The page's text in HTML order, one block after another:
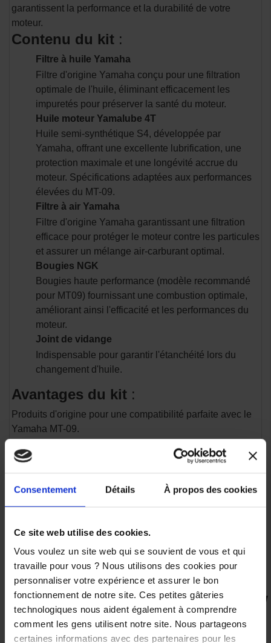
Consentement Détails À propos des cookies
Ce site web utilise des cookies.
Vous voulez un site web qui se souvient de vous et qui
travaille pour vous ? Nous utilisons des cookies pour
personnaliser votre expérience et assurer le bon
fonctionnement de notre site. Ces petites gâteries
technologiques nous aident également à comprendre
comment les gens utilisent notre site. Nous partageons
certaines informations avec des partenaires pour les
garantissent la performance et la durabilité de votre
moteur.
Contenu du kit :
Filtre à huile Yamaha
Filtre d'origine Yamaha conçu pour une filtration
optimale de l'huile, éliminant efficacement les
impuretés pour préserver la santé du moteur.
Huile moteur Yamalube 4T
Huile semi-synthétique S4, développée par
Yamaha, offrant une excellente lubrification, une
protection maximale et une longévité accrue du
moteur. Spécifications adaptées aux performances
élevées du MT-09.
Filtre à air Yamaha
Filtre d'origine Yamaha garantissant une filtration
efficace pour protéger le moteur contre les particules
et assurer un mélange air-carburant optimal.
Bougies NGK
Bougies haute performance (modèle recommandé
pour MT09) fournissant une combustion optimale,
améliorant ainsi l'efficacité et les performances du
moteur.
Joint de vidange
Indispensable pour garantir l'étanchéité lors du
changement d'huile.
Avantages du kit :
Produits d'origine pour une compatibilité parfaite avec le
Yamaha MT-09.
Économie sur l'achat groupé des pièces essentielles pour
l'entretien.
Compatibilité :
Disponible pour différents modèles de Yamaha. Vérifiez
Ce kit est idéal pour ceux qui souhaitent entretenir leur
Yamaha MT09 de manière autonome tout en utilisant des
produits recommandés par le constructeur.
VOUS AIMEREZ AUSSI